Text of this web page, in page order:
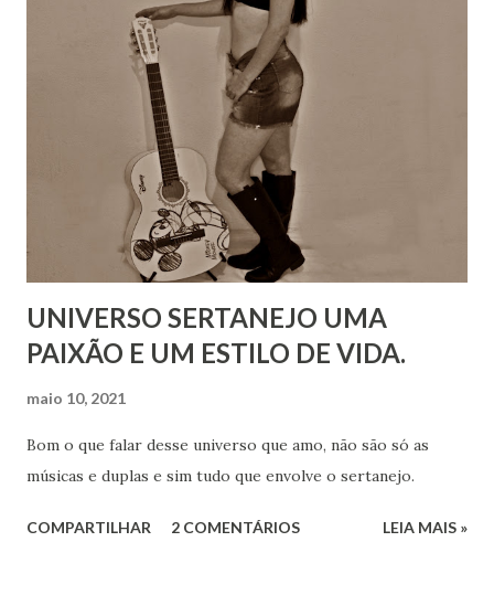
UNIVERSO SERTANEJO UMA
PAIXÃO E UM ESTILO DE VIDA.
maio 10, 2021
Bom o que falar desse universo que amo, não são só as
músicas e duplas e sim tudo que envolve o sertanejo.
COMPARTILHAR 2 COMENTÁRIOS LEIA MAIS »